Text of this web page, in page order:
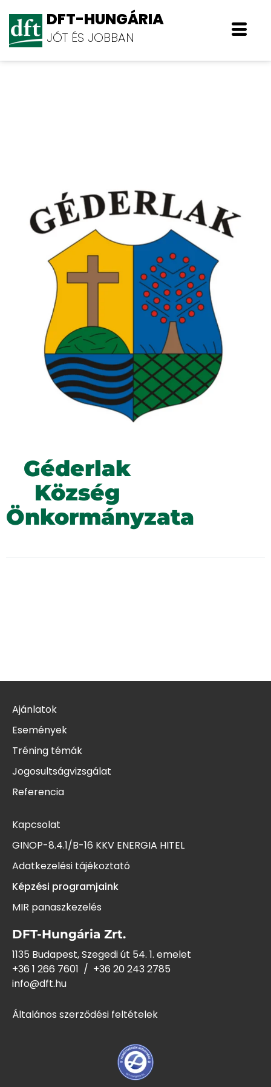
DFT-HUNGÁRIA
JÓT ÉS JOBBAN
Géderlak
Község
Önkormányzata
Ajánlatok
Események
Tréning témák
Jogosultságvizsgálat
Referencia
Kapcsolat
GINOP-8.4.1/B-16 KKV ENERGIA HITEL
Adatkezelési tájékoztató
Képzési programjaink
MIR panaszkezelés
DFT-Hungária Zrt.
1135 Budapest, Szegedi út 54. 1. emelet
+36 1 266 7601 / +36 20 243 2785
info@dft.hu
Általános szerződési feltételek